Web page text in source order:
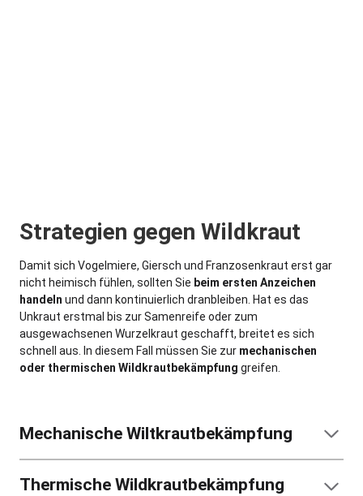
Strategien gegen Wildkraut
Damit sich Vogelmiere, Giersch und Franzosenkraut erst gar
nicht heimisch fühlen, sollten Sie beim ersten Anzeichen
handeln und dann kontinuierlich dranbleiben. Hat es das
Unkraut erstmal bis zur Samenreife oder zum
ausgewachsenen Wurzelkraut geschafft, breitet es sich
schnell aus. In diesem Fall müssen Sie zur mechanischen
oder thermischen Wildkrautbekämpfung greifen.
Mechanische Wiltkrautbekämpfung
Thermische Wildkrautbekämpfung